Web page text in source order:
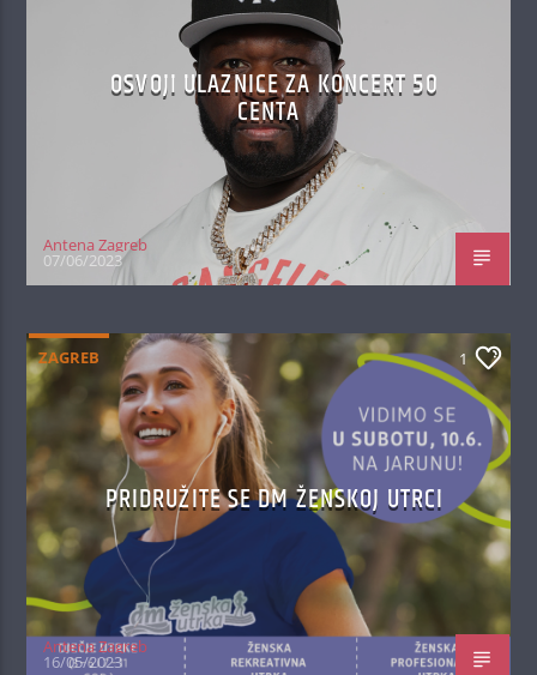
OSVOJI ULAZNICE ZA KONCERT 50
CENTA
Antena Zagreb
07/06/2023
ZAGREB 1
PRIDRUŽITE SE DM ŽENSKOJ UTRCI
Antena Zagreb
16/05/2023